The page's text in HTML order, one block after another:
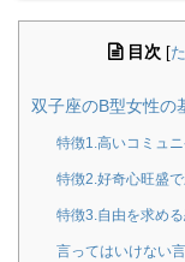
目次
双子座のB型女性の
特徴1.高いコミュ
特徴2.好奇心旺盛
特徴3.自由を求め
言ってはいけない